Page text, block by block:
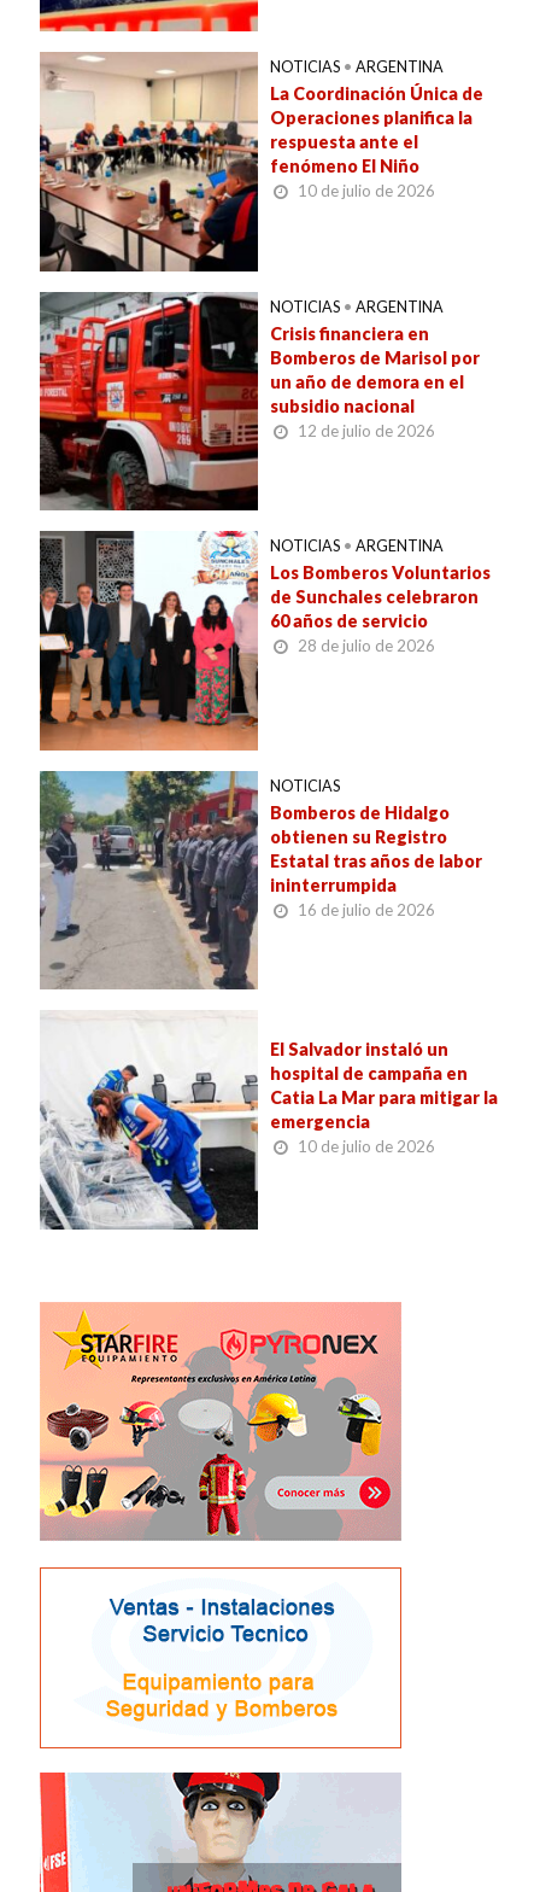
NOTICIAS • ARGENTINA
La Coordinación Única de
Operaciones planifica la
respuesta ante el
fenómeno El Niño
10 de julio de 2026
NOTICIAS • ARGENTINA
Crisis financiera en
Bomberos de Marisol por
un año de demora en el
subsidio nacional
12 de julio de 2026
NOTICIAS • ARGENTINA
Los Bomberos Voluntarios
de Sunchales celebraron
60 años de servicio
28 de julio de 2026
NOTICIAS
Bomberos de Hidalgo
obtienen su Registro
Estatal tras años de labor
ininterrumpida
16 de julio de 2026
El Salvador instaló un
hospital de campaña en
Catia La Mar para mitigar la
emergencia
10 de julio de 2026